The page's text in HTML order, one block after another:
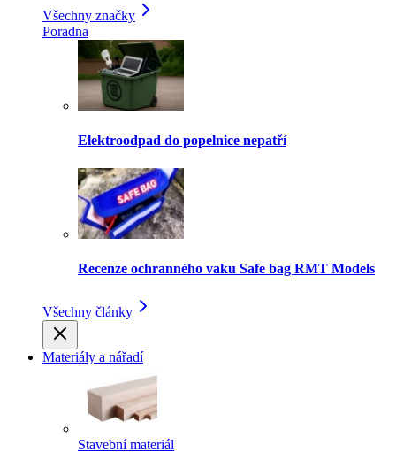
Všechny značky
Poradna
Elektroodpad do popelnice nepatří
Recenze ochranného vaku Safe bag RMT Models
Všechny články
Materiály a nářadí
Stavební materiál